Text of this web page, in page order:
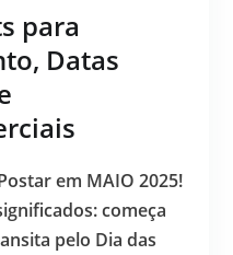
para
Datas
em MAIO 2025!
começa
pelo Dia das